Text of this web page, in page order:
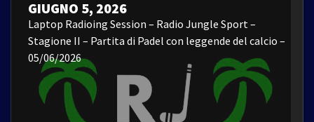
GIUGNO 5, 2026
Laptop Radioing Session – Radio Jungle Sport –
Stagione II – Partita di Padel con leggende del calcio –
05/06/2026